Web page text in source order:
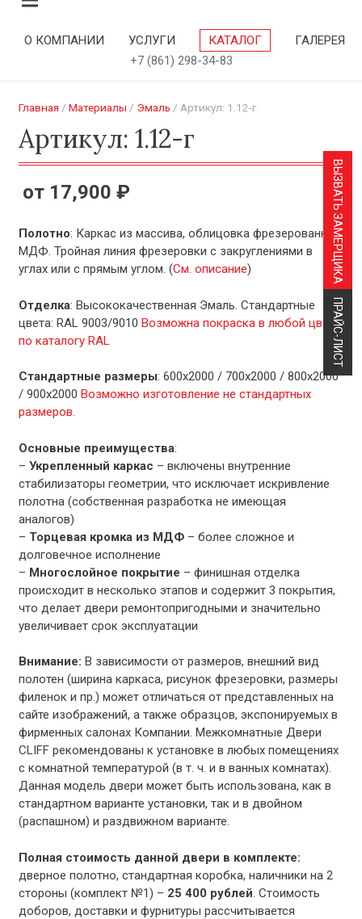
О КОМПАНИИ УСЛУГИ КАТАЛОГ
ГАЛЕРЕЯ
+7 (861) 298-34-83
Главная / Материалы / Эмаль / Артикул: 1.12-г
Артикул: 1.12-г
17,900 ₽
Полотно: Каркас из массива, облицовка фрезерованный
МДФ. Тройная линия фрезеровки с закруглениями в
углах или с прямым углом. (См. описание)
Отделка: Высококачественная Эмаль. Стандартные
цвета: RAL 9003/9010 Возможна покраска в любой цвет
по каталогу RAL
Стандартные размеры: 600х2000 / 700х2000 / 800х2000
/ 900х2000 Возможно изготовление не стандартных
размеров.
Основные преимущества:
– Укрепленный каркас – включены внутренние
стабилизаторы геометрии, что исключает искривление
полотна (собственная разработка не имеющая
аналогов)
– Торцевая кромка из МДФ– более сложное и
долговечное исполнение
– Многослойное покрытие – финишная отделка
происходит в несколько этапов и содержит 3 покрытия,
что делает двери ремонтопригодными и значительно
увеличивает срок эксплуатации
Внимание: В зависимости от размеров, внешний вид
полотен (ширина каркаса, рисунок фрезеровки, размеры
филенок и пр.) может отличаться от представленных на
сайте изображений, а также образцов, экспонируемых в
фирменных салонах Компании. Межкомнатные Двери
CLIFF рекомендованы к установке в любых помещениях
с комнатной температурой (в т. ч. и в ванных комнатах).
Данная модель двери может быть использована, как в
стандартном варианте установки, так и в двойном
(распашном) и раздвижном варианте.
Полная стоимость данной двери в комплекте:
дверное полотно, стандартная коробка, наличники на 2
стороны (комплект №1) – 25 400 рублей . Стоимость
доборов, доставки и фурнитуры рассчитывается
ВЫЗВАТЬ ЗАМЕРЩИКА
ПРАЙС-ЛИСТ